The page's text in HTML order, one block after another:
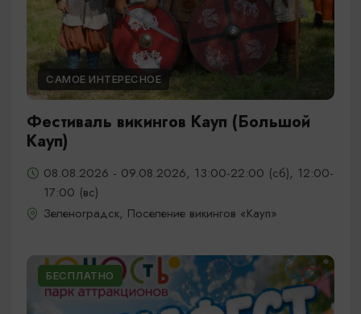
САМОЕ ИНТЕРЕСНОЕ
Фестиваль викингов Кауп (Большой
Кауп)
08.08.2026 - 09.08.2026, 13:00-22:00 (сб), 12:00-
17:00 (вс)
Зеленоградск, Поселение викингов «Кауп»
БЕСПЛАТНО